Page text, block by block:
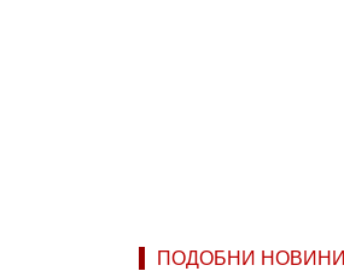
ПОДОБНИ НОВИНИ